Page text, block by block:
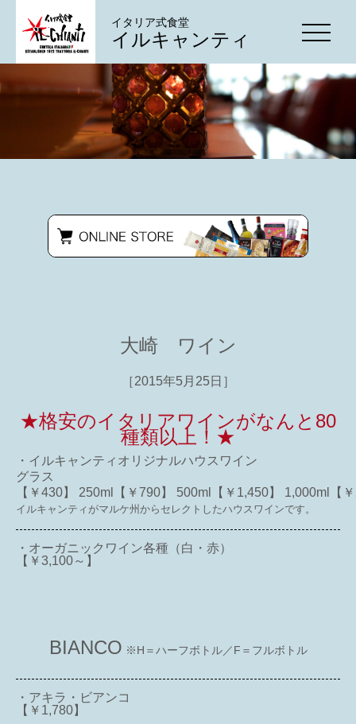
イタリア式食堂
イルキャンティ
大崎 ワイン
［2015年5月25日］
★格安のイタリアワインがなんと80
種類以上！★
・イルキャンティオリジナルハウスワイン
グラス
【￥430】 250ml【￥790】 500ml【￥1,450】 1,000ml【
イルキャンティがマルケ州からセレクトしたハウスワインです。
・オーガニックワイン各種（白・赤）
【￥3,100～】
BIANCO ※H＝ハーフボトル／F＝フルボトル
・アキラ・ビアンコ
【￥1,780】